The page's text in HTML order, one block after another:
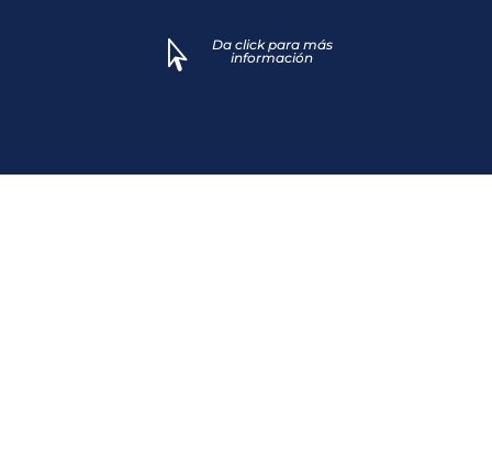

Da click para más
información